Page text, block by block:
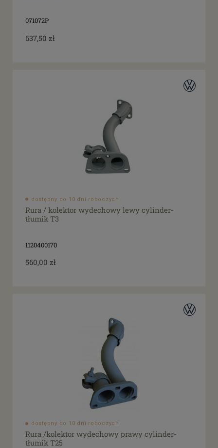
071072P
637,50 zł
dostępny do 10 dni roboczych
Rura / kolektor wydechowy lewy cylinder-
tłumik T3
1120400170
560,00 zł
dostępny do 10 dni roboczych
Rura /kolektor wydechowy prawy cylinder-
tłumik T25